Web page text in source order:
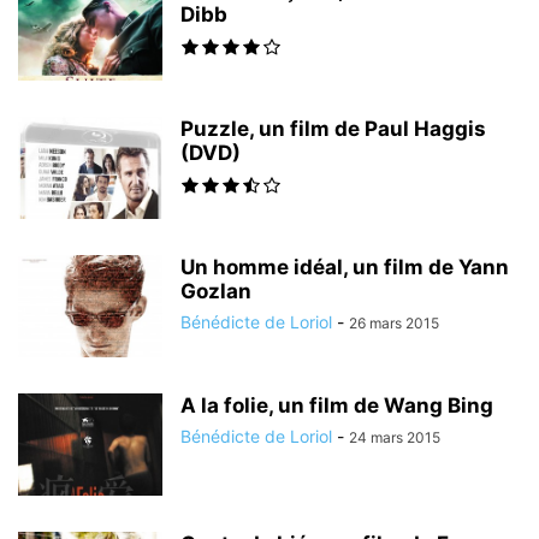
Dibb
Puzzle, un film de Paul Haggis
(DVD)
Un homme idéal, un film de Yann
Gozlan
Bénédicte de Loriol - 26 mars 2015
A la folie, un film de Wang Bing
Bénédicte de Loriol - 24 mars 2015